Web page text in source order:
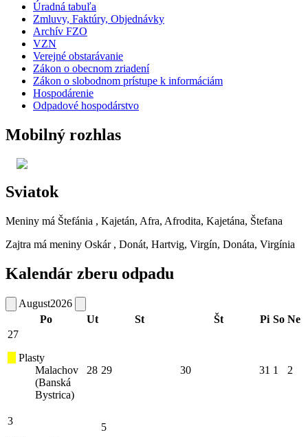
Úradná tabuľa
Zmluvy, Faktúry, Objednávky
Archív FZO
VZN
Verejné obstarávanie
Zákon o obecnom zriadení
Zákon o slobodnom prístupe k informáciám
Hospodárenie
Odpadové hospodárstvo
Mobilný rozhlas
Sviatok
Meniny má Štefánia , Kajetán, Afra, Afrodita, Kajetána, Štefana
Zajtra má meniny Oskár , Donát, Hartvig, Virgín, Donáta, Virgínia
Kalendár zberu odpadu
August2026
Po
Ut St Št Pi So Ne
27
Plasty
Malachov
(Banská
Bystrica)
28 29 30 31 1 2
3
5